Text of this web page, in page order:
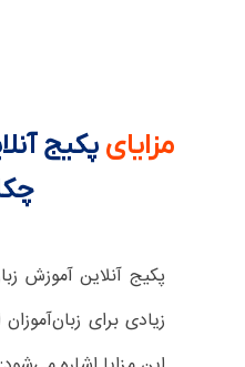
مزایایپکیج
پکیج آنلاین آموزش
زیادی برای